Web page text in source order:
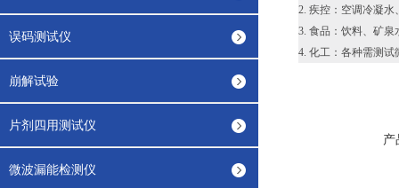
误码测试仪
崩解试验
片剂四用测试仪
微波漏能检测仪
2. 疾控：空调冷凝
3. 食品：饮料、矿
4. 化工：各种需测
产